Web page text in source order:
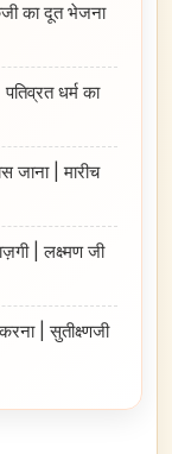
का दूत भेजना
धर्म का
जाना | मारीच
| लक्ष्मण जी
| सुतीक्ष्णजी